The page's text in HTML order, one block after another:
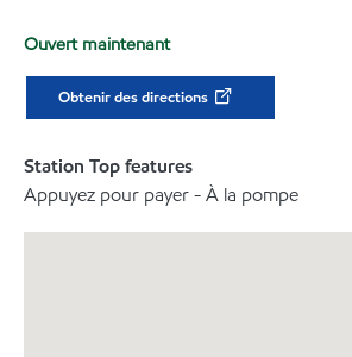
Ouvert maintenant
Obtenir des directions
Station Top features
Appuyez pour payer - À la pompe